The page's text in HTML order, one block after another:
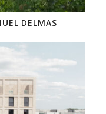
DELMAS